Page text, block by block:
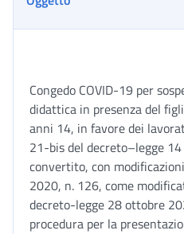
Congedo COVID-19 per
didattica in presenza del
anni 14, in favore dei
21-bis del decreto–legge
convertito, con
2020, n. 126, come
decreto-legge 28 ottobre
procedura per la